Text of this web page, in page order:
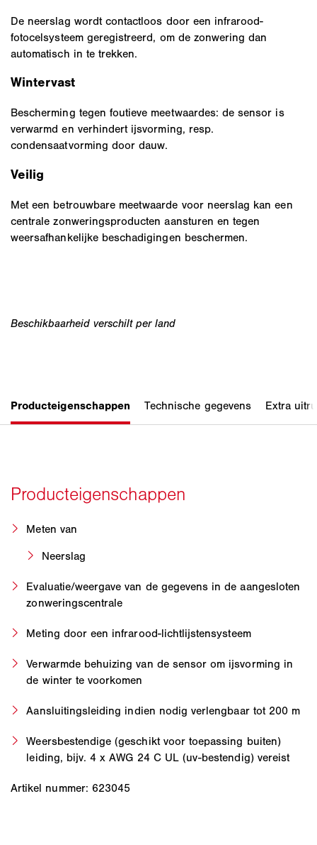
De neerslag wordt contactloos door een infrarood-
fotocelsysteem geregistreerd, om de zonwering dan
automatisch in te trekken.
Wintervast
Bescherming tegen foutieve meetwaardes: de sensor is
verwarmd en verhindert ijsvorming, resp.
condensaatvorming door dauw.
Veilig
Met een betrouwbare meetwaarde voor neerslag kan een
centrale zonweringsproducten aansturen en tegen
weersafhankelijke beschadigingen beschermen.
Meten van
Neerslag
Evaluatie/weergave van de gegevens in de aangesloten
zonweringscentrale
Meting door een infrarood-lichtlijstensysteem
Verwarmde behuizing van de sensor om ijsvorming in
de winter te voorkomen
Aansluitingsleiding indien nodig verlengbaar tot 200 m
Weersbestendige (geschikt voor toepassing buiten)
leiding, bijv. 4 x AWG 24 C UL (uv-bestendig) vereist
Artikel nummer: 623045